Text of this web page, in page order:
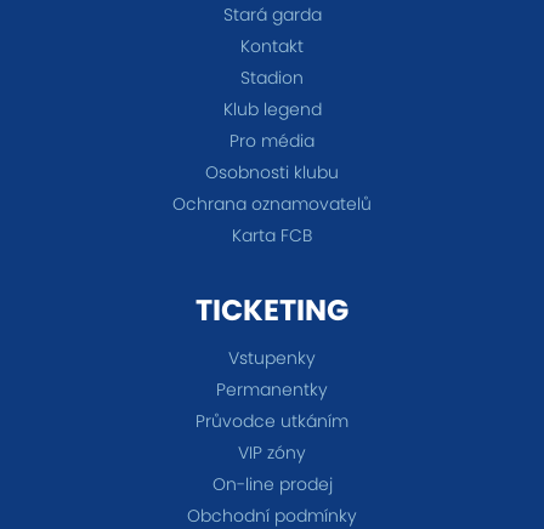
Stará garda
Kontakt
Stadion
Klub legend
Pro média
Osobnosti klubu
Ochrana oznamovatelů
Karta FCB
TICKETING
Vstupenky
Permanentky
Průvodce utkáním
VIP zóny
On-line prodej
Obchodní podmínky